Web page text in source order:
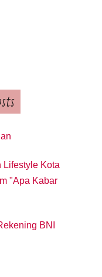
Lifestyle Kota
"Apa Kabar
BNI